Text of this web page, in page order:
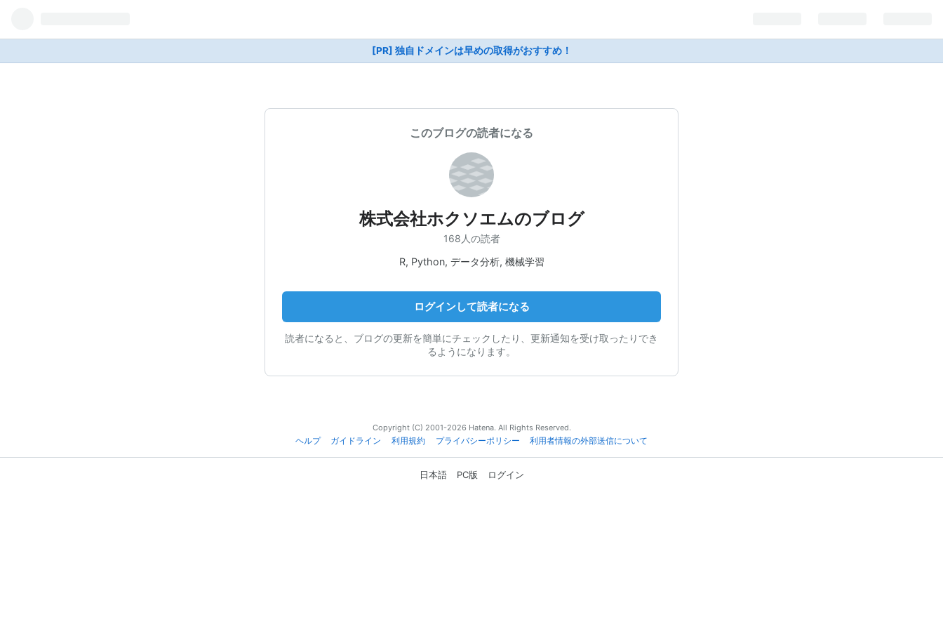
[PR] 独自ドメインは早めの取得がおすすめ！
このブログの読者になる
株式会社ホクソエムのブログ
168人の読者
R, Python, データ分析, 機械学習
ログインして読者になる
読者になると、ブログの更新を簡単にチェックしたり、更新通知を受け取ったりでき
るようになります。
Copyright (C) 2001-2026 Hatena. All Rights Reserved.
ヘルプ
ガイドライン 利用規約 プライバシーポリシー 利用者情報の外部送信について
日本語 PC版 ログイン